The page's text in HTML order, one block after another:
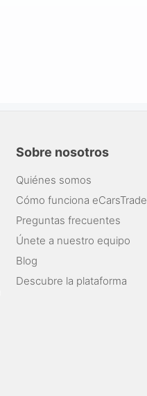
Sobre nosotros
Quiénes somos
Cómo funciona eCarsTrade
Preguntas frecuentes
Únete a nuestro equipo
Blog
Descubre la plataforma